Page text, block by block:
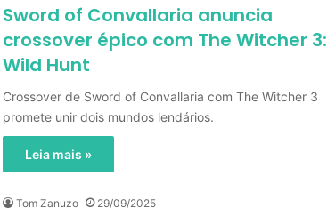
Sword of Convallaria anuncia
crossover épico com The Witcher 3:
Wild Hunt
Crossover de Sword of Convallaria com The Witcher 3
promete unir dois mundos lendários.
Leia mais »
Tom Zanuzo 29/09/2025